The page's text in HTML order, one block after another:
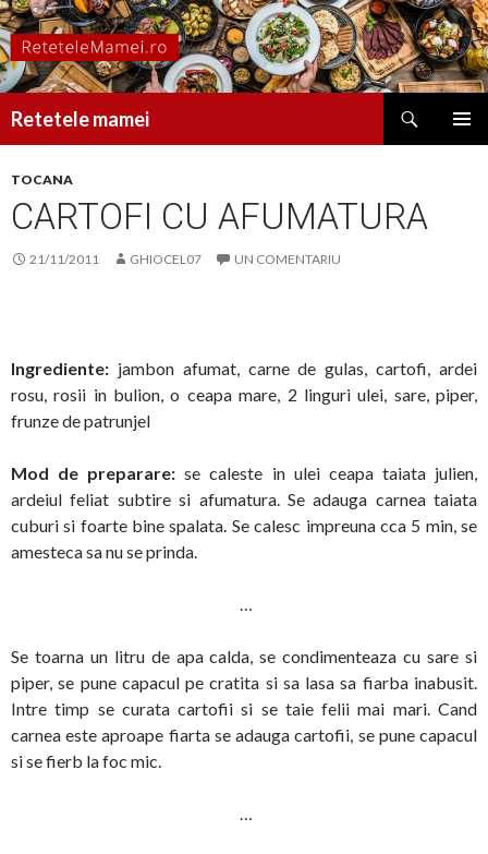
Retetele mamei
CONȚINUT
TOCANA
CARTOFI CU AFUMATURA
21/11/2011 GHIOCEL07 UN COMENTARIU
Ingrediente: jambon afumat, carne de gulas, cartofi, ardei
rosu, rosii in bulion, o ceapa mare, 2 linguri ulei, sare, piper,
frunze de patrunjel
Mod de preparare: se caleste in ulei ceapa taiata julien,
ardeiul feliat subtire si afumatura. Se adauga carnea taiata
cuburi si foarte bine spalata. Se calesc impreuna cca 5 min, se
amesteca sa nu se prinda.
…
Se toarna un litru de apa calda, se condimenteaza cu sare si
piper, se pune capacul pe cratita si sa lasa sa fiarba inabusit.
Intre timp se curata cartofii si se taie felii mai mari. Cand
carnea este aproape fiarta se adauga cartofii, se pune capacul
si se fierb la foc mic.
…